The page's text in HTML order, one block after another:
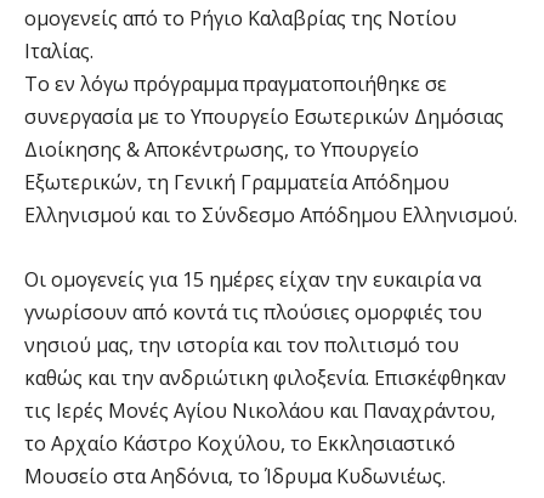
ομογενείς από το Ρήγιο Καλαβρίας της Νοτίου
Ιταλίας.
Το εν λόγω πρόγραμμα πραγματοποιήθηκε σε
συνεργασία με το Υπουργείο Εσωτερικών Δημόσιας
Διοίκησης & Αποκέντρωσης, το Υπουργείο
Εξωτερικών, τη Γενική Γραμματεία Απόδημου
Ελληνισμού και το Σύνδεσμο Απόδημου Ελληνισμού.
Οι ομογενείς για 15 ημέρες είχαν την ευκαιρία να
γνωρίσουν από κοντά τις πλούσιες ομορφιές του
νησιού μας, την ιστορία και τον πολιτισμό του
καθώς και την ανδριώτικη φιλοξενία. Επισκέφθηκαν
τις Ιερές Μονές Αγίου Νικολάου και Παναχράντου,
το Αρχαίο Κάστρο Κοχύλου, το Εκκλησιαστικό
Μουσείο στα Αηδόνια, το Ίδρυμα Κυδωνιέως.